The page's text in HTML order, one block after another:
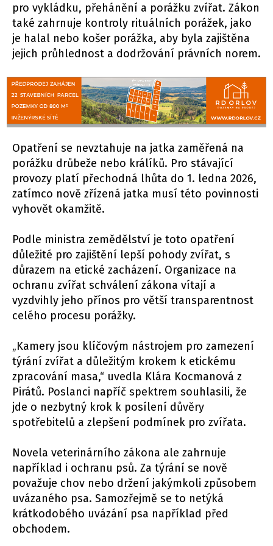
pro vykládku, přehánění a porážku zvířat. Zákon
také zahrnuje kontroly rituálních porážek, jako
je halal nebo košer porážka, aby byla zajištěna
jejich průhlednost a dodržování právních norem.
Opatření se nevztahuje na jatka zaměřená na
porážku drůbeže nebo králíků. Pro stávající
provozy platí přechodná lhůta do 1. ledna 2026,
zatímco nově zřízená jatka musí této povinnosti
vyhovět okamžitě.
Podle ministra zemědělství je toto opatření
důležité pro zajištění lepší pohody zvířat, s
důrazem na etické zacházení. Organizace na
ochranu zvířat schválení zákona vítají a
vyzdvihly jeho přínos pro větší transparentnost
celého procesu porážky.
„Kamery jsou klíčovým nástrojem pro zamezení
týrání zvířat a důležitým krokem k etickému
zpracování masa,“ uvedla Klára Kocmanová z
Pirátů. Poslanci napříč spektrem souhlasili, že
jde o nezbytný krok k posílení důvěry
spotřebitelů a zlepšení podmínek pro zvířata.
Novela veterinárního zákona ale zahrnuje
například i ochranu psů. Za týrání se nově
považuje chov nebo držení jakýmkoli způsobem
uvázaného psa. Samozřejmě se to netýká
krátkodobého uvázání psa například před
obchodem.